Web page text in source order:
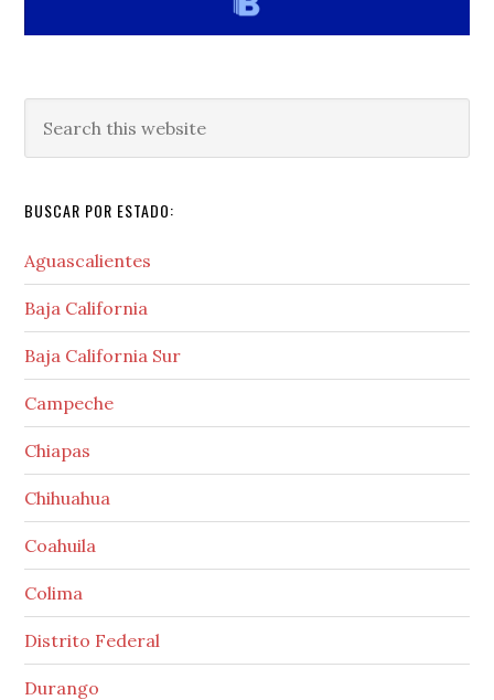
this
BUSCAR POR ESTADO:
Aguascalientes
Baja California
Baja California Sur
Campeche
Chiapas
Chihuahua
Coahuila
Colima
Distrito Federal
Durango